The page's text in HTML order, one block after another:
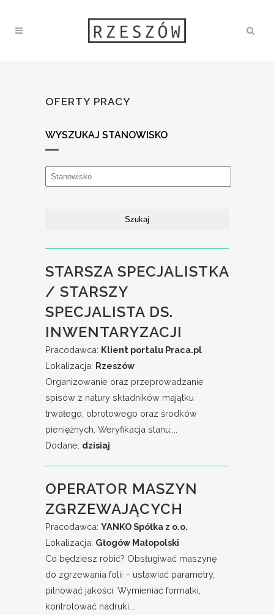
OFERTY PRACY
WYSZUKAJ STANOWISKO
STARSZA SPECJALISTKA
/ STARSZY
SPECJALISTA DS.
INWENTARYZACJI
Pracodawca: Klient portalu Praca.pl
Lokalizacja: Rzeszów
Organizowanie oraz przeprowadzanie
spisów z natury składników majątku
trwałego, obrotowego oraz środków
pieniężnych. Weryfikacja stanu,...
Dodane: dzisiaj
OPERATOR MASZYN
ZGRZEWAJĄCYCH
Pracodawca: YANKO Spółka z o.o.
Lokalizacja: Głogów Małopolski
Co będziesz robić? Obsługiwać maszynę
do zgrzewania folii – ustawiać parametry,
pilnować jakości. Wymieniać formatki,
kontrolować nadruki...